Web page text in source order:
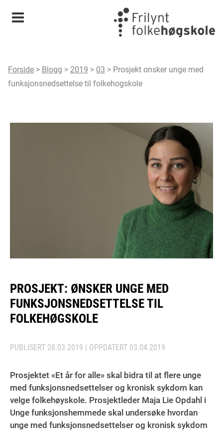
Meny
Forside > Blogg > 2019 > 03 > Prosjekt onsker unge med
funksjonsnedsettelse til folkehogskole
PROSJEKT: ØNSKER UNGE MED
FUNKSJONSNEDSETTELSE TIL
FOLKEHØGSKOLE
PUBLISERT 28.03.2019 | OPPDATERT 03.04.2019
Prosjektet «Et år for alle» skal bidra til at flere unge
med funksjonsnedsettelser og kronisk sykdom kan
velge folkehøyskole. Prosjektleder Maja Lie Opdahl i
Unge funksjonshemmede skal undersøke hvordan
unge med funksjonsnedsettelser og kronisk sykdom